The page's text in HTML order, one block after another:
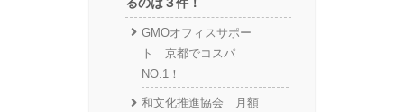
GMOオフィスサポー
ト 京都でコスパ
NO.1！
和文化推進協会 月額